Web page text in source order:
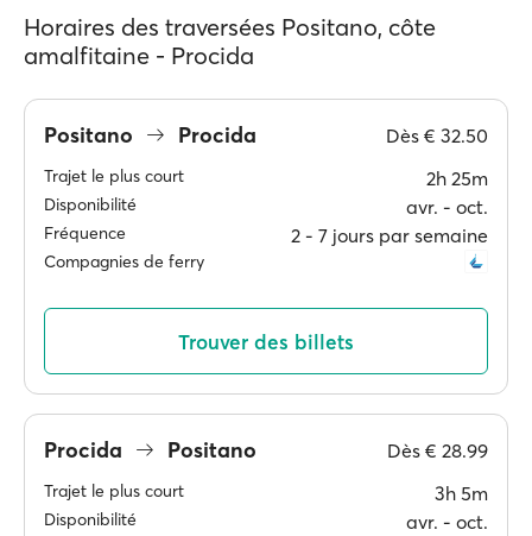
Horaires des traversées Positano, côte
amalfitaine - Procida
Positano Procida Dès € 32.50
Trajet le plus court 2h 25m
Disponibilité avr. ‐ oct.
Fréquence 2 ‐ 7 jours par semaine
Compagnies de ferry
Trouver des billets
Procida Positano Dès € 28.99
Trajet le plus court 3h 5m
Disponibilité avr. ‐ oct.